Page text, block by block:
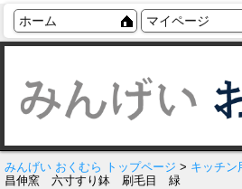
ホーム マイページ
みんげい おくむら トップページ > キッチン
昌伸窯 六寸すり鉢 刷毛目 緑